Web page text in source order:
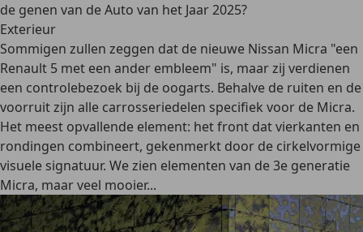
de genen van de Auto van het Jaar 2025?
Exterieur
Sommigen zullen zeggen dat de nieuwe Nissan Micra "een
Renault 5 met een ander embleem" is, maar zij verdienen
een controlebezoek bij de oogarts. Behalve de ruiten en de
voorruit zijn alle carrosseriedelen specifiek voor de Micra.
Het meest opvallende element: het front dat vierkanten en
rondingen combineert, gekenmerkt door de cirkelvormige
visuele signatuur. We zien elementen van de 3e generatie
Micra, maar veel mooier...